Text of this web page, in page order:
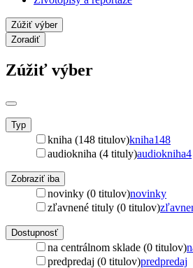
Zúžiť výber
Zoradiť
Zúžiť výber
Typ
kniha (148 titulov)kniha148
audiokniha (4 tituly)audiokniha4
Zobraziť iba
novinky (0 titulov)novinky
zľavnené tituly (0 titulov)
Dostupnosť
na centrálnom sklade (0 titulov)
predpredaj (0 titulov)predpredaj